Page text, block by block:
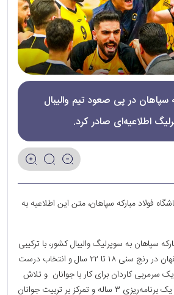
سپاهان در پی صعود تیم والیبال
اطلاعیه‌ای صادر کرد.
فولاد مبارکه سپاهان، متن این اطلاعیه به
سپاهان به سوپرلیگ والیبال کشور، با ترکیبی
شامل ۱۱ بازیکن بومی اصفهان در رنج سنی ۱۸ تا ۲۲ سال و انتخاب درست
یک سرمربی کاردان برای کار با جوانان و تلاش
سایر اعضای کادرفنی طی یک برنامه‌ریزی ۳ ساله و تمرکز بر تربیت جوانان